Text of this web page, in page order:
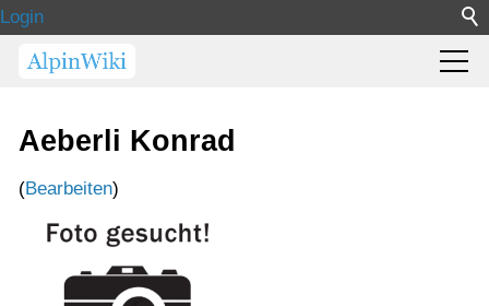
Login
Aeberli Konrad
(Bearbeiten)